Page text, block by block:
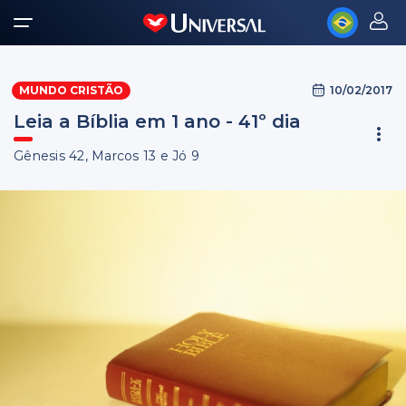
MUNDO CRISTÃO 10/02/2017
Leia a Bíblia em 1 ano - 41º dia
Gênesis 42, Marcos 13 e Jó 9